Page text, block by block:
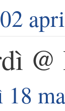
@
18